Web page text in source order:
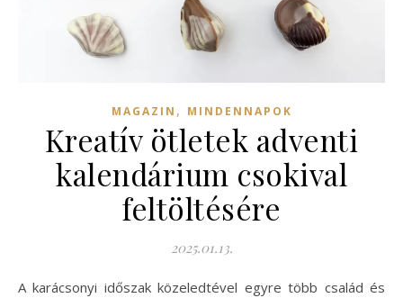
MAGAZIN , MINDENNAPOK
Kreatív ötletek adventi
kalendárium csokival
feltöltésére
2025.01.13.
A karácsonyi időszak közeledtével egyre több család és